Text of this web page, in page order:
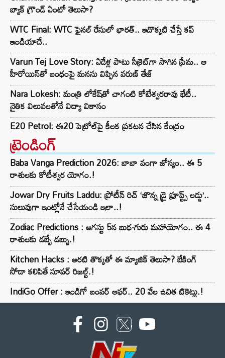
బ్యాక్ గ్రౌండ్ ఏంటో తెలుసా?
WTC Final: WTC ఫైనల్ రేసులో భారత్.. ఇదొక్కటి చేస్తే కప్
ఇండియాదే..
Varun Tej Love Story: ఏడేళ్ల పాటు సీక్రెట్‌గా సాగిన ప్రేమ.. ఆ
హీరోయిన్‌తో బంధంపై మనసు విప్పిన వరుణ్ తేజ్
Nara Lokesh: మంత్రి లోకేష్‌తో చాగంటి కోటేశ్వరరావు భేటీ..
నైతిక విలువలతోనే విద్యా వికాసం
E20 Petrol: ఈ20 పెట్రోల్‌పై కీలక ప్రకటన చేసిన కేంద్రం
ట్రెండింగ్‌
Baba Vanga Prediction 2026: బాబా వంగా జోస్యం.. ఈ 5
రాశులకు కోటీశ్వర యోగం.!
Jowar Dry Fruits Laddu: ప్రోటీన్ రిచ్ ‘జొన్న డ్రై ఫ్రూప్ట్స్ లడ్డు’..
సులువుగా ఇంట్లోనే చేసేయండి ఇలా..!
Zodiac Predictions : ఆగస్టు 5న బుధ-గురు మహాయోగం.. ఈ 4
రాశులకు డబ్బే డబ్బు.!
Kitchen Hacks : అరటి తొక్కతో ఈ మ్యాజిక్ తెలుసా? బేకింగ్
సోడా కలిపితే సూపర్ రిజల్ట్.!
IndiGo Offer : ఇండిగో బంపర్ ఆఫర్.. 20 వేల ఉచిత టికెట్లు.!